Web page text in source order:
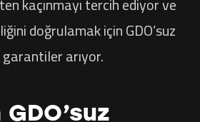
doğrulamak için GDO’suz
arıyor.